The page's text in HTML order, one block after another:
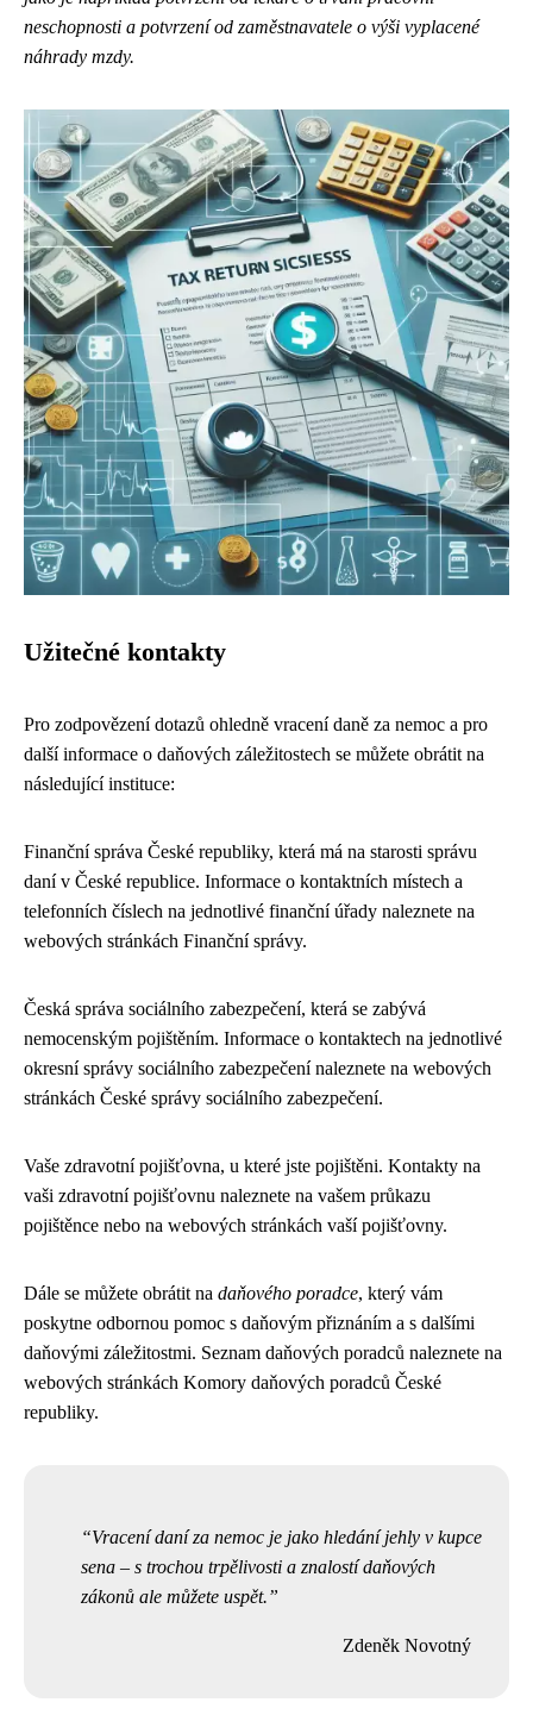
neschopnosti a potvrzení od zaměstnavatele o výši vyplacené
náhrady mzdy.
Užitečné kontakty
Pro zodpovězení dotazů ohledně vracení daně za nemoc a pro
další informace o daňových záležitostech se můžete obrátit na
následující instituce:
Finanční správa České republiky, která má na starosti správu
daní v České republice. Informace o kontaktních místech a
telefonních číslech na jednotlivé finanční úřady naleznete na
webových stránkách Finanční správy.
Česká správa sociálního zabezpečení, která se zabývá
nemocenským pojištěním. Informace o kontaktech na jednotlivé
okresní správy sociálního zabezpečení naleznete na webových
stránkách České správy sociálního zabezpečení.
Vaše zdravotní pojišťovna, u které jste pojištěni. Kontakty na
vaši zdravotní pojišťovnu naleznete na vašem průkazu
pojištěnce nebo na webových stránkách vaší pojišťovny.
Dále se můžete obrátit na daňového poradce, který vám
poskytne odbornou pomoc s daňovým přiznáním a s dalšími
daňovými záležitostmi. Seznam daňových poradců naleznete na
webových stránkách Komory daňových poradců České
republiky.
Vracení daní za nemoc je jako hledání jehly v kupce
sena – s trochou trpělivosti a znalostí daňových
zákonů ale můžete uspět.
Zdeněk Novotný